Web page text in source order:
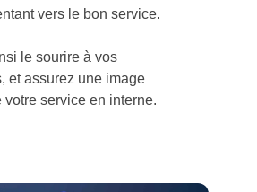
vers le bon service.
le sourire à vos
et assurez une image
votre service en interne.